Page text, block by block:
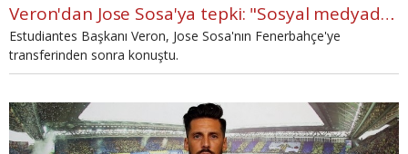
Veron'dan Jose Sosa'ya tepki: "Sosyal medyadan öğrendik"
Estudiantes Başkanı Veron, Jose Sosa'nın Fenerbahçe'ye
transferinden sonra konuştu.